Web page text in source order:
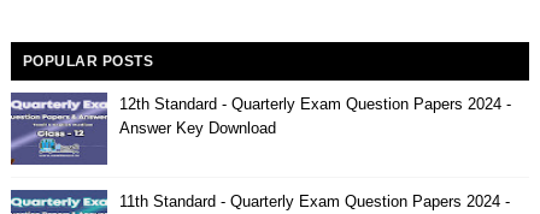
POPULAR POSTS
12th Standard - Quarterly Exam Question Papers 2024 -
Answer Key Download
11th Standard - Quarterly Exam Question Papers 2024 -